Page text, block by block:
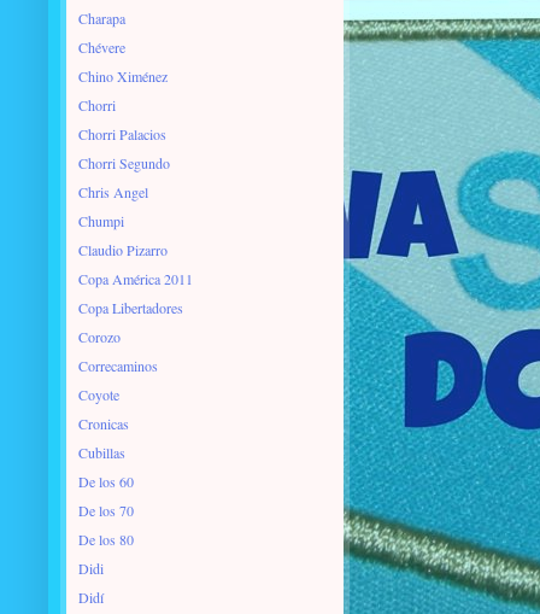
Charapa
Chévere
Chino Ximénez
Chorri
Chorri Palacios
Chorri Segundo
Chris Angel
Chumpi
Claudio Pizarro
Copa América 2011
Copa Libertadores
Corozo
Correcaminos
Coyote
Cronicas
Cubillas
De los 60
De los 70
De los 80
Didi
Didí